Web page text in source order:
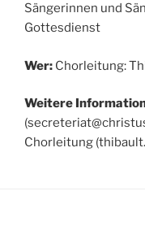
Sängerinnen und
Gottesdienst
Wer: Chorleitung:
Weitere
Chorleitung